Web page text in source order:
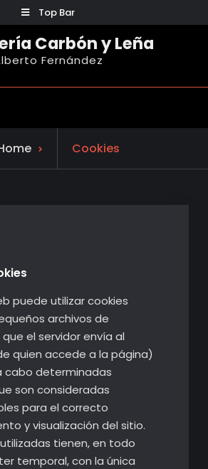
Top Bar
Carbón y Leña
Fernández
Cookies
puede utilizar cookies
archivos de
el servidor envía al
quien accede a la página)
cabo determinadas
son consideradas
para el correcto
y visualización del sitio.
tienen, en todo
temporal, con la única